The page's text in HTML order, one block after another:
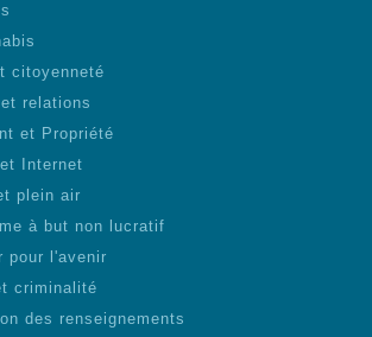
citoyenneté
relations
et Propriété
Internet
plein air
à but non lucratif
pour l'avenir
criminalité
des renseignements